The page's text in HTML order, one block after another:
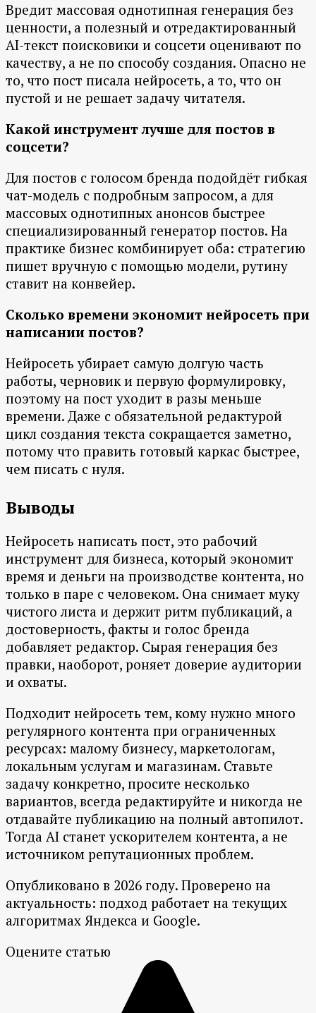
Вредит массовая однотипная генерация без
ценности, а полезный и отредактированный
AI-текст поисковики и соцсети оценивают по
качеству, а не по способу создания. Опасно не
то, что пост писала нейросеть, а то, что он
пустой и не решает задачу читателя.
Какой инструмент лучше для постов в
соцсети?
Для постов с голосом бренда подойдёт гибкая
чат-модель с подробным запросом, а для
массовых однотипных анонсов быстрее
специализированный генератор постов. На
практике бизнес комбинирует оба: стратегию
пишет вручную с помощью модели, рутину
ставит на конвейер.
Сколько времени экономит нейросеть при
написании постов?
Нейросеть убирает самую долгую часть
работы, черновик и первую формулировку,
поэтому на пост уходит в разы меньше
времени. Даже с обязательной редактурой
цикл создания текста сокращается заметно,
потому что править готовый каркас быстрее,
чем писать с нуля.
Выводы
Нейросеть написать пост, это рабочий
инструмент для бизнеса, который экономит
время и деньги на производстве контента, но
только в паре с человеком. Она снимает муку
чистого листа и держит ритм публикаций, а
достоверность, факты и голос бренда
добавляет редактор. Сырая генерация без
правки, наоборот, роняет доверие аудитории
и охваты.
Подходит нейросеть тем, кому нужно много
регулярного контента при ограниченных
ресурсах: малому бизнесу, маркетологам,
локальным услугам и магазинам. Ставьте
задачу конкретно, просите несколько
вариантов, всегда редактируйте и никогда не
отдавайте публикацию на полный автопилот.
Тогда AI станет ускорителем контента, а не
источником репутационных проблем.
Опубликовано в 2026 году. Проверено на
актуальность: подход работает на текущих
алгоритмах Яндекса и Google.
Оцените статью